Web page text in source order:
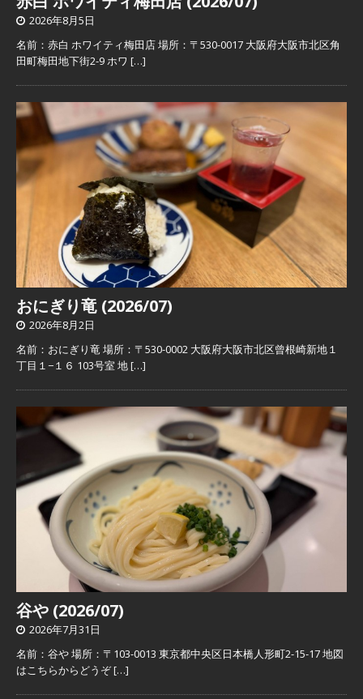
2026年8月5日
名前：赤白 ホワイティ梅田店 場所：〒530-0017 大阪府大阪市北区角
田町梅田地下街2-9 ホワ […]
おにぎり竜 (2026/07)
2026年8月2日
名前：おにぎり竜 場所：〒530-0002 大阪府大阪市北区曾根崎新地１
丁目１−１６ 103号室 地[…]
谷や (2026/07)
2026年7月31日
名前：谷や 場所：〒103-0013 東京都中央区日本橋人形町2-15-17 地図
はこちらからどうぞ[…]